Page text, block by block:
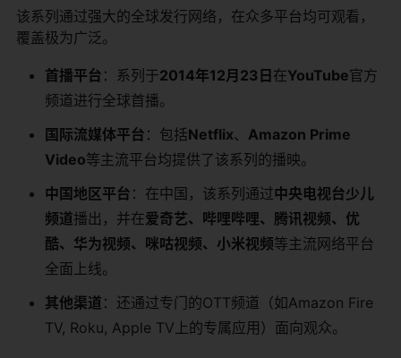
该系列通过强大的全球发行网络，在众多平台均可观看，
覆盖极为广泛。
首播平台 ：系列于2014年12月23日 在YouTube官方
频道进行全球首播。
国际流媒体平台 ：包括Netflix、 Amazon Prime
Video等主流平台均提供了该系列的播映。
中国地区平台 ：在中国，该系列通过中央电视台少儿
频道播出，并在爱奇艺、哔哩哔哩、腾讯视频、优
酷、华为视频、咪咕视频、小米视频等主流网络平台
全面上线。
其他渠道 ：还通过专门的OTT频道（如Amazon Fire
TV, Roku, Apple TV上的专属应用）面向观众。